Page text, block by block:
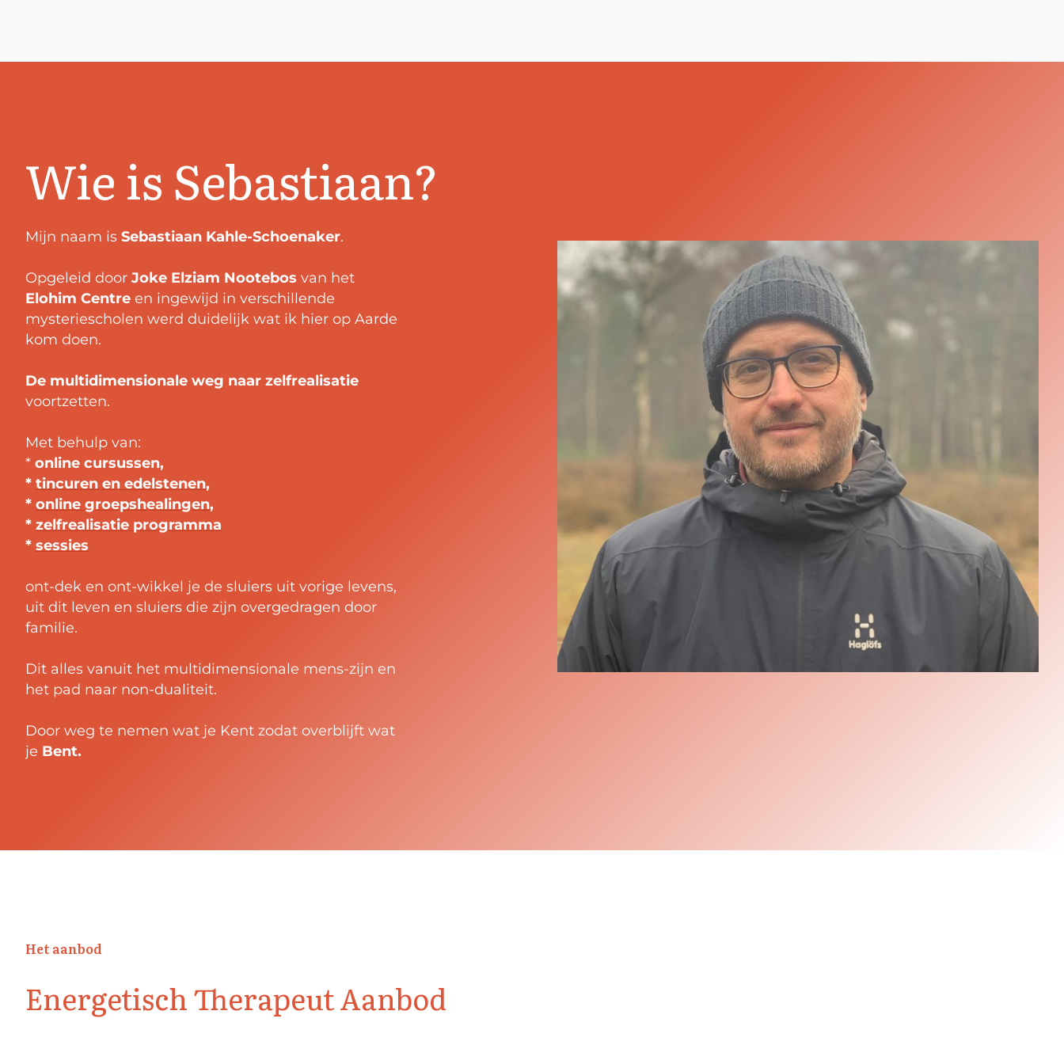
Wie is Sebastiaan?
Mijn naam is Sebastiaan Kahle-Schoenaker.
Opgeleid door Joke Elziam Nootebos van het
Elohim Centre en ingewijd in verschillende
mysteriescholen werd duidelijk wat ik hier op Aarde
kom doen.
De multidimensionale weg naar zelfrealisatie
voortzetten.
Met behulp van:
* online cursussen,
* tincuren en edelstenen,
* online groepshealingen,
* zelfrealisatie programma
* sessies
ont-dek en ont-wikkel je de sluiers uit vorige levens,
uit dit leven en sluiers die zijn overgedragen door
familie.
Dit alles vanuit het multidimensionale mens-zijn en
het pad naar non-dualiteit.
Door weg te nemen wat je Kent zodat overblijft wat
je Bent.
Het aanbod
Energetisch Therapeut Aanbod